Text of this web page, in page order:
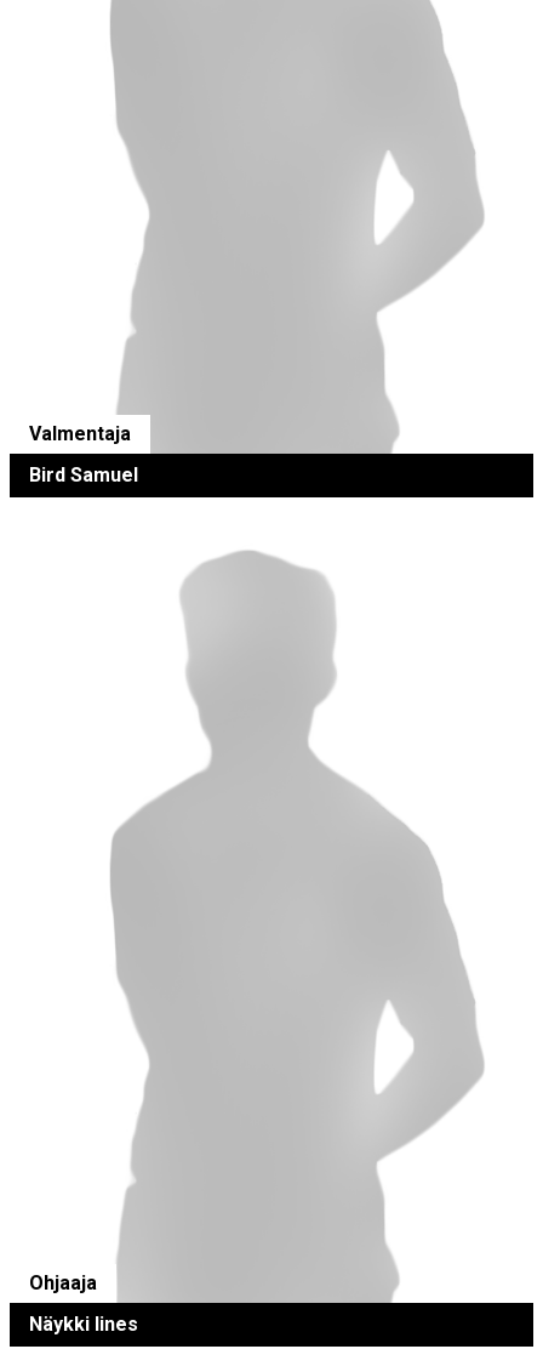
Valmentaja
Bird Samuel
Ohjaaja
Näykki Iines